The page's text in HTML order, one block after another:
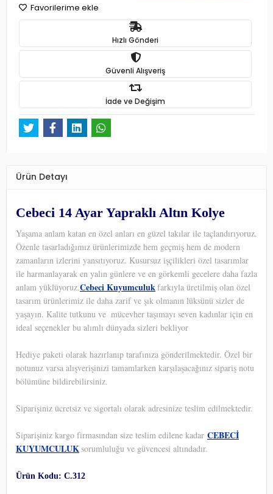
Favorilerime ekle
Hızlı Gönderi
Güvenli Alışveriş
İade ve Değişim
Ürün Detayı
Cebeci 14 Ayar Yapraklı Altın Kolye
Yaşama anlam katan en özel anları en güzel takılar ile taçlandırıyoruz.
Özenle tasarladığımız ürünlerimizde hem geçmiş hem de modern
zamanların izlerini yansıtıyoruz. Kusursuz işçilikleri özel tasarımlar
ile harmanlayarak en yalın günlere ve en görkemli gecelere daha fazla
anlam yüklüyoruz.Cebeci Kuyumculukfarkıyla üretilmiş olan özel
tasarım ürünlerimiz ile daha zarif ve şık olmanın lüksünü sizler de
yaşayın. Kalite tutkunu ve mücevher taşımayı seven kadınlar için en
ideal seçenekler bu alımlı dünyada sizleri bekliyor
Hediye paketi olarak hazırlanıp tarafınıza gönderilmektedir. Özel bir
notunuz varsa alışverişinizi tamamlarken karşılaşacağınız sipariş notu
bölümüne bildirebilirsiniz.
Siparişiniz ücretsiz ve sigortalı olarak adresinize teslim edilmektedir.
Siparişiniz kargo firmasından size teslim edilene kadar CEBECİ
KUYUMCULUKsorumluluğu ve güvencesi altındadır.
Ürün Kodu: C.312